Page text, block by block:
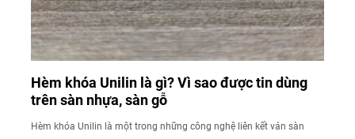
Hèm khóa Unilin là gì? Vì sao được tin dùng
trên sàn nhựa, sàn gỗ
Hèm khóa Unilin là một trong những công nghệ liên kết ván sàn